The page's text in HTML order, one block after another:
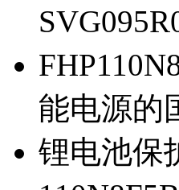
能电源的
锂电池保